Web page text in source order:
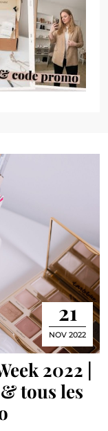
21
NOV 2022
2022 |
tous les